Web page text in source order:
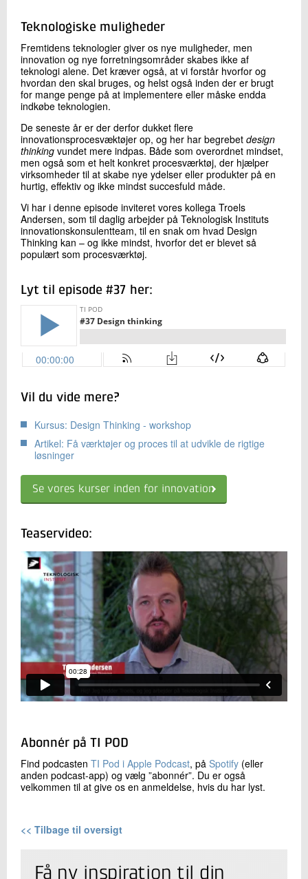
Send
Teknologiske muligheder
Fremtidens teknologier giver os nye muligheder, men
innovation og nye forretningsområder skabes ikke af
teknologi alene. Det kræver også, at vi forstår hvorfor og
hvordan den skal bruges, og helst også inden der er brugt
for mange penge på at implementere eller måske endda
indkøbe teknologien.
De seneste år er der derfor dukket flere
innovationsprocesvæktøjer op, og her har begrebet design
thinking vundet mere indpas. Både som overordnet mindset,
men også som et helt konkret procesværktøj, der hjælper
virksomheder til at skabe nye ydelser eller produkter på en
hurtig, effektiv og ikke mindst succesfuld måde.
Vi har i denne episode inviteret vores kollega Troels
Andersen, som til daglig arbejder på Teknologisk Instituts
innovationskonsulentteam, til en snak om hvad Design
Thinking kan – og ikke mindst, hvorfor det er blevet så
populært som procesværktøj.
Lyt til episode #37 her:
Vil du vide mere?
Kursus: Design Thinking - workshop
Artikel: Få værktøjer og proces til at udvikle de rigtige
løsninger
Se vores kurser inden for innovation
Teaservideo:
Abonnér på TI POD
Find podcasten TI Pod i Apple Podcast, på Spotify (eller
anden podcast-app) og vælg ”abonnér”. Du er også
velkommen til at give os en anmeldelse, hvis du har lyst.
<< Tilbage til oversigt
Få ny inspiration til din